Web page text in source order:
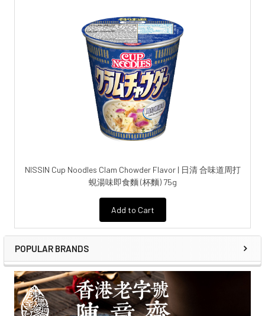
NISSIN Cup Noodles Clam Chowder Flavor | 日清 合味道周打
蜆湯味即食麵 (杯麵) 75g
Add to Cart
POPULAR BRANDS